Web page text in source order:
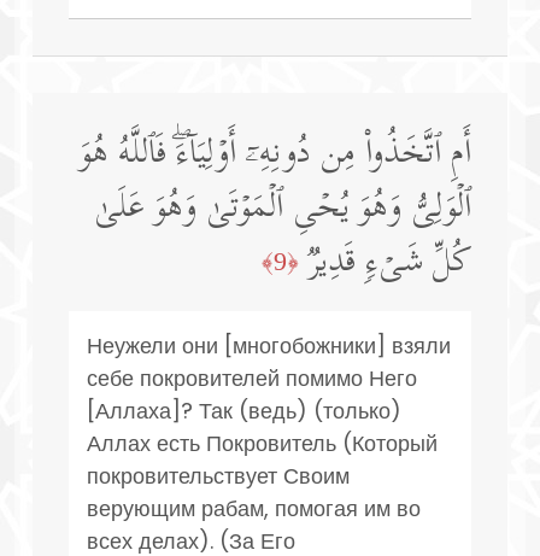
أَمِ ٱتَّخَذُوا۟ مِن دُونِهِۦۤ أَوۡلِیَاۤءَۖ فَٱللَّهُ هُوَ
ٱلۡوَلِیُّ وَهُوَ یُحۡیِ ٱلۡمَوۡتَىٰ وَهُوَ عَلَىٰ
كُلِّ شَیۡءࣲ قَدِیرࣱ ﴿9﴾
Неужели они [многобожники] взяли
себе покровителей помимо Него
[Аллаха]? Так (ведь) (только)
Аллах есть Покровитель (Который
покровительствует Своим
верующим рабам, помогая им во
всех делах). (За Его